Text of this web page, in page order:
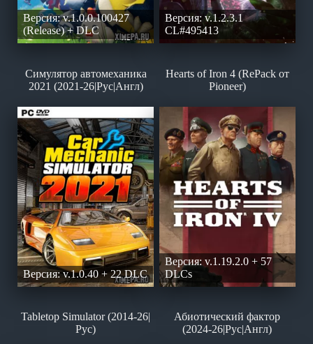
Версия: v.1.0.0.100427
(Release) + DLC
Версия: v.1.2.3.1
CL#495413
Симулятор автомеханика
2021 (2021-26|Рус|Англ)
Версия: v.1.0.40 + 22 DLC
Hearts of Iron 4 (RePack от
Pioneer)
Версия: v.1.19.2.0 + 57
DLCs
Tabletop Simulator (2014-26|
Рус)
Абиотический фактор
(2024-26|Рус|Англ)